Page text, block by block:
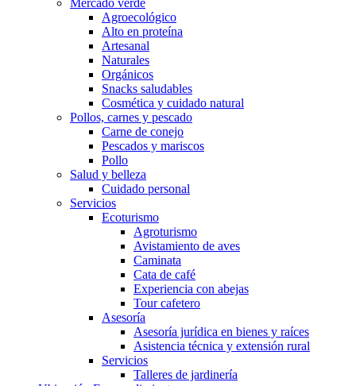
Mercado verde
Agroecológico
Alto en proteína
Artesanal
Naturales
Orgánicos
Snacks saludables
Cosmética y cuidado natural
Pollos, carnes y pescado
Carne de conejo
Pescados y mariscos
Pollo
Salud y belleza
Cuidado personal
Servicios
Ecoturismo
Agroturismo
Avistamiento de aves
Caminata
Cata de café
Experiencia con abejas
Tour cafetero
Asesoría
Asesoría jurídica en bienes y raíces
Asistencia técnica y extensión rural
Servicios
Talleres de jardinería